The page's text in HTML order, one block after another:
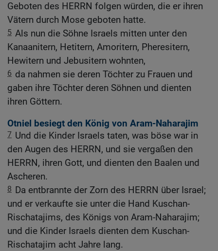
Geboten des HERRN folgen würden, die er ihren
Vätern durch Mose geboten hatte.
5 Als nun die Söhne Israels mitten unter den
Kanaanitern, Hetitern, Amoritern, Pheresitern,
Hewitern und Jebusitern wohnten,
6 da nahmen sie deren Töchter zu Frauen und
gaben ihre Töchter deren Söhnen und dienten
ihren Göttern.
Otniel besiegt den König von Aram-Naharajim
7 Und die Kinder Israels taten, was böse war in
den Augen des HERRN, und sie vergaßen den
HERRN, ihren Gott, und dienten den Baalen und
Ascheren.
8 Da entbrannte der Zorn des HERRN über Israel;
und er verkaufte sie unter die Hand Kuschan-
Rischatajims, des Königs von Aram-Naharajim;
und die Kinder Israels dienten dem Kuschan-
Rischatajim acht Jahre lang.